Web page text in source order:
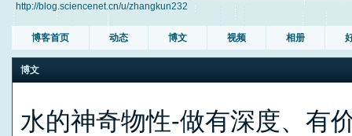
http://blog.sciencenet.cn/u/zhangkun232
博客首页 动态 博文 视频 相册
博文
水的神奇物性-做有深度、有